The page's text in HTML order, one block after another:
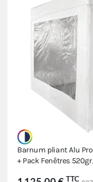
Barnum pliant Alu
+ Pack Fenêtres
TTC